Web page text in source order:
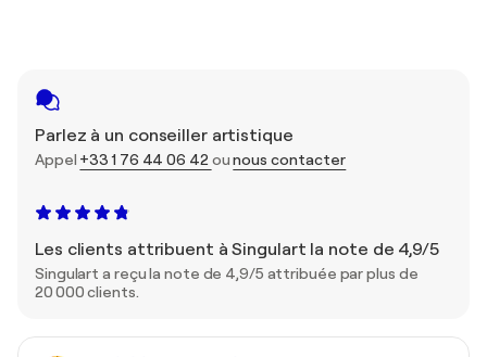
Parlez à un conseiller artistique
Appel +33 1 76 44 06 42 ounous contacter
Les clients attribuent à Singulart la note de 4,9/5
Singulart a reçu la note de 4,9/5 attribuée par plus de
20 000 clients.